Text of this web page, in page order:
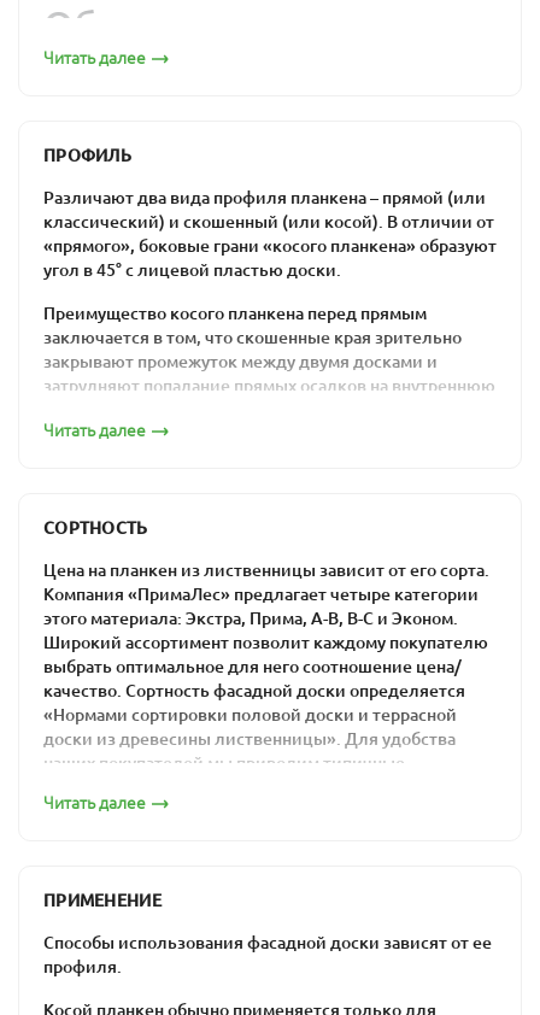
Обшивка из
лиственницы по
бюджетно, надежно,
удобно
Прямой декинг из лиственницы монтируется с
технологическими зазорами между планками: эти
Поскольку этот отделочный материал часто
используется «на свежем воздухе», важно, чтобы он
мог переносить перепады температуры и влажности
без какого-либо ущерба. Именно это качество
считается одной из основных характеристик
лиственницы.
Москве: материалы из отечественного сырья гораздо
дешевле импортных аналогов.
Читать далее
ПРОФИЛЬ
Различают два вида профиля планкена – прямой (или
классический) и скошенный (или косой). В отличии от
«прямого», боковые грани «косого планкена» образуют
угол в 45° с лицевой пластью доски.
Преимущество косого планкена перед прямым
заключается в том, что скошенные края зрительно
закрывают промежуток между двумя досками и
затрудняют попадание прямых осадков на внутреннюю
монтаж скошенного планкена значительно более
Планкен 20х115
Планкен 20х140
Читать далее
СОРТНОСТЬ
Цена на планкен из лиственницы зависит от его сорта.
Компания «ПримаЛес» предлагает четыре категории
этого материала: Экстра, Прима, А-В, В-С и Эконом.
Широкий ассортимент позволит каждому покупателю
выбрать оптимальное для него соотношение цена/
качество. Сортность фасадной доски определяется
«Нормами сортировки половой доски и террасной
доски из древесины лиственницы». Для удобства
наших покупателей мы приводим типичные
Читать далее
ПРИМЕНЕНИЕ
Способы использования фасадной доски зависят от ее
профиля.
Косой планкен обычно применяется только для